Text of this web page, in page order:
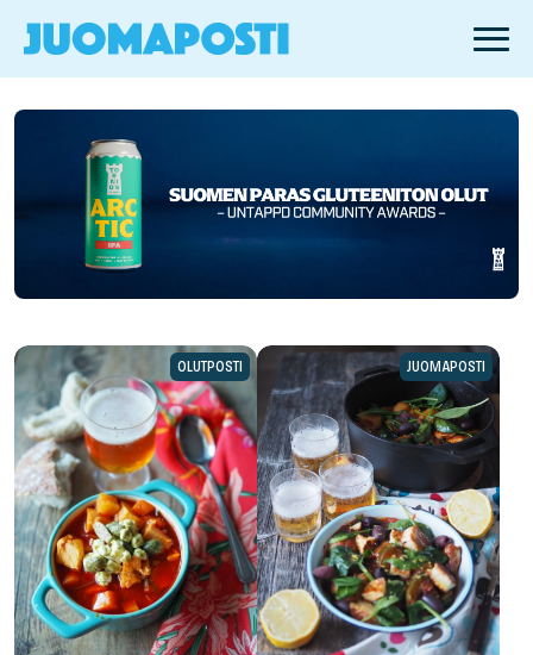
OLUTPOSTI JUOMAPOSTI